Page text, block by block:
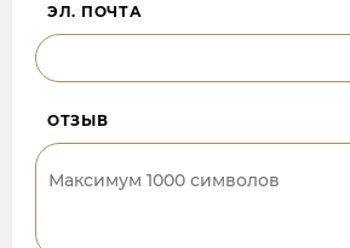
ЭЛ. ПОЧТА
ОТЗЫВ